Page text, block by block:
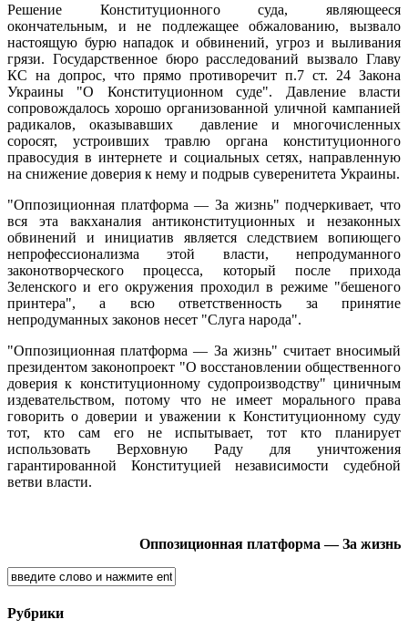
Решение Конституционного суда, являющееся
окончательным, и не подлежащее обжалованию, вызвало
настоящую бурю нападок и обвинений, угроз и выливания
грязи. Государственное бюро расследований вызвало Главу
КС на допрос, что прямо противоречит п.7 ст. 24 Закона
Украины "О Конституционном суде". Давление власти
сопровождалось хорошо организованной уличной кампанией
радикалов, оказывавших давление и многочисленных
соросят, устроивших травлю органа конституционного
правосудия в интернете и социальных сетях, направленную
на снижение доверия к нему и подрыв суверенитета Украины.
"Оппозиционная платформа — За жизнь" подчеркивает, что
вся эта вакханалия антиконституционных и незаконных
обвинений и инициатив является следствием вопиющего
непрофессионализма этой власти, непродуманного
законотворческого процесса, который после прихода
Зеленского и его окружения проходил в режиме "бешеного
принтера", а всю ответственность за принятие
непродуманных законов несет "Слуга народа".
"Оппозиционная платформа — За жизнь" считает вносимый
президентом законопроект "О восстановлении общественного
доверия к конституционному судопроизводству" циничным
издевательством, потому что не имеет морального права
говорить о доверии и уважении к Конституционному суду
тот, кто сам его не испытывает, тот кто планирует
использовать Верховную Раду для уничтожения
гарантированной Конституцией независимости судебной
ветви власти.
Оппозиционная платформа — За жизнь
Рубрики